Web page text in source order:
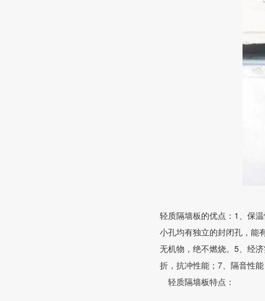
轻质隔墙板的优点：1、保
小孔均有独立的封闭孔，能
无机物，绝不燃烧。5、经
折，抗冲性能；7、隔音性
轻质隔墙板特点：